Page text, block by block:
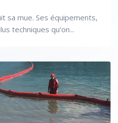
sa mue. Ses équipements,
techniques qu’on...